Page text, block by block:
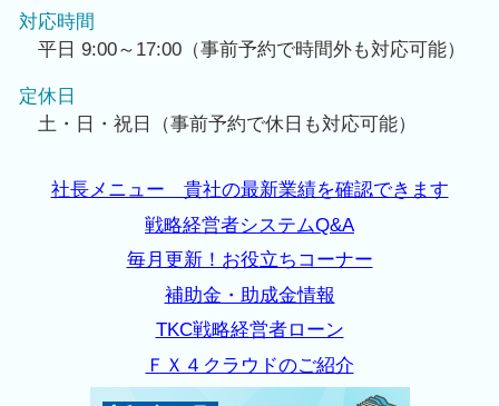
対応時間
平日 9:00～17:00（事前予約で時間外も対応可能）
定休日
土・日・祝日（事前予約で休日も対応可能）
社長メニュー 貴社の最新業績を確認できます
戦略経営者システムQ&A
毎月更新！お役立ちコーナー
補助金・助成金情報
TKC戦略経営者ローン
ＦＸ４クラウドのご紹介